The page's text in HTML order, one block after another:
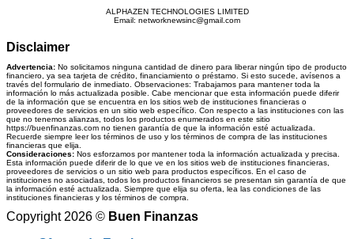
ALPHAZEN TECHNOLOGIES LIMITED
Email: networknewsinc@gmail.com
Disclaimer
Advertencia: No solicitamos ninguna cantidad de dinero para liberar ningún tipo de producto
financiero, ya sea tarjeta de crédito, financiamiento o préstamo. Si esto sucede, avísenos a
través del formulario de inmediato. Observaciones: Trabajamos para mantener toda la
información lo más actualizada posible. Cabe mencionar que esta información puede diferir
de la información que se encuentra en los sitios web de instituciones financieras o
proveedores de servicios en un sitio web específico. Con respecto a las instituciones con las
que no tenemos alianzas, todos los productos enumerados en este sitio
https://buenfinanzas.com no tienen garantía de que la información esté actualizada.
Recuerde siempre leer los términos de uso y los términos de compra de las instituciones
financieras que elija.
Consideraciones: Nos esforzamos por mantener toda la información actualizada y precisa.
Esta información puede diferir de lo que ve en los sitios web de instituciones financieras,
proveedores de servicios o un sitio web para productos específicos. En el caso de
instituciones no asociadas, todos los productos financieros se presentan sin garantía de que
la información esté actualizada. Siempre que elija su oferta, lea las condiciones de las
instituciones financieras y los términos de compra.
Copyright 2026 © Buen Finanzas